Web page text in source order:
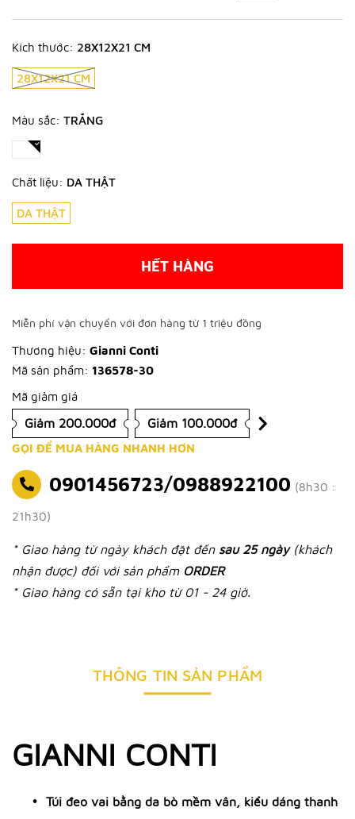
Kích thước: 28X12X21 CM
28X12X21 CM
Màu sắc: TRẮNG
Chất liệu: DA THẬT
DA THẬT
HẾT HÀNG
Miễn phí vận chuyển với đơn hàng từ 1 triệu đồng
Thương hiệu: Gianni Conti
Mã sản phẩm: 136578-30
Mã giảm giá
Giảm 200.000đ Giảm 100.000đ
GỌI ĐỂ MUA HÀNG NHANH HƠN
0901456723/0988922100 (8h30 :
21h30)
* Giao hàng từ ngày khách đặt đến sau 25 ngày (khách
nhận được) đối với sản phẩm ORDER
* Giao hàng có sẵn tại kho từ 01 - 24 giờ.
THÔNG TIN SẢN PHẨM
GIANNI CONTI
Túi đeo vai bằng da bò mềm vân, kiểu dáng thanh